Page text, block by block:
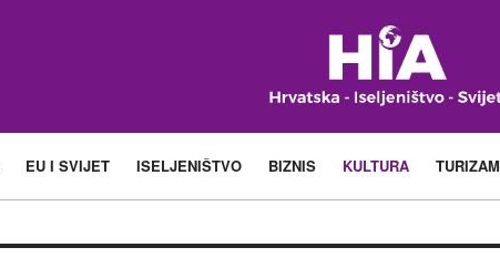
EU I SVIJET ISELJENIŠTVO BIZNIS KULTURA TURIZAM